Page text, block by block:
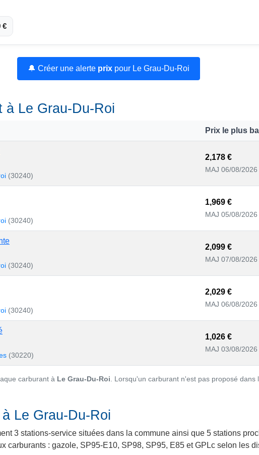
€
🔔 Créer une alerte prixpour Le Grau-Du-Roi
à Le Grau-Du-Roi
Prix le plus
(30240)
2,178 €
MAJ 06/08/2026
(30240)
1,969 €
MAJ 05/08/2026
(30240)
2,099 €
MAJ 07/08/2026
(30240)
2,029 €
MAJ 06/08/2026
(30220)
1,026 €
MAJ 03/08/2026
carburant à Le Grau-Du-Roi . Lorsqu'un carburant n'est pas proposé
Le Grau-Du-Roi
3 stations-service situées dans la commune ainsi que 5 stations
carburants : gazole, SP95-E10, SP98, SP95, E85 et GPLc selon les